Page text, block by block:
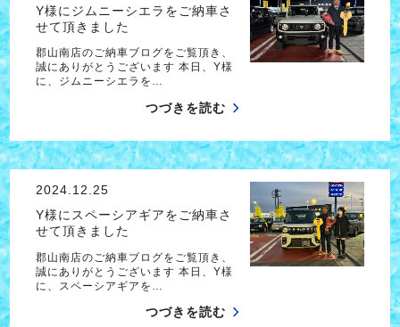
Y様にジムニーシエラをご納車さ
せて頂きました
郡山南店のご納車ブログをご覧頂き、
誠にありがとうございます 本日、Y様
に、ジムニーシエラを…
つづきを読む
2024.12.25
Y様にスペーシアギアをご納車さ
せて頂きました
郡山南店のご納車ブログをご覧頂き、
誠にありがとうございます 本日、Y様
に、スペーシアギアを…
つづきを読む